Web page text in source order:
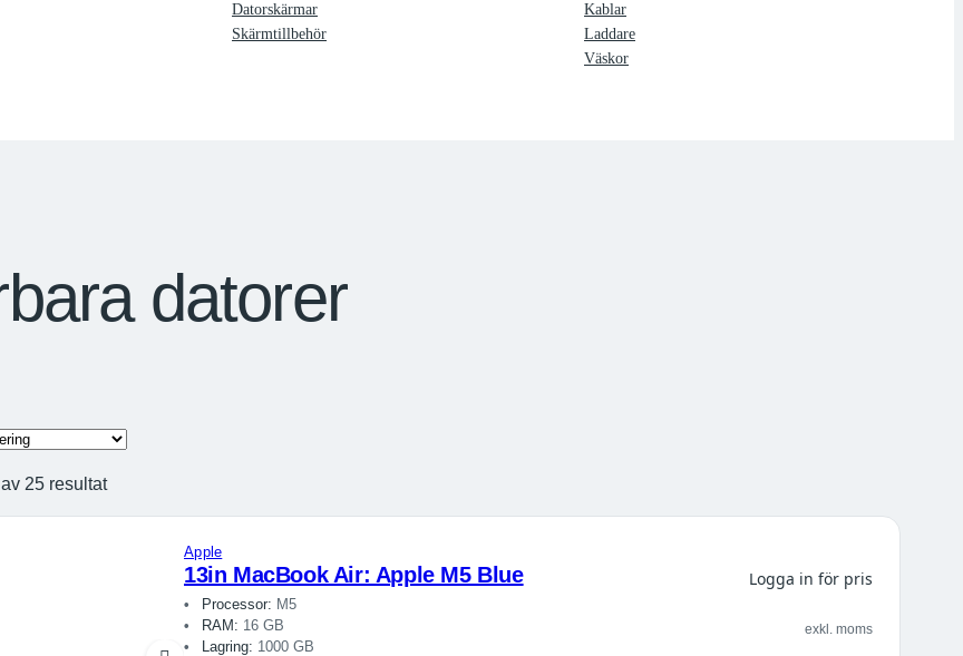
Datorskärmar
Skärmtillbehör
Kablar
Laddare
Väskor
datorer
25 resultat
Apple
13in MacBook Air: Apple M5 Blue
Processor: M5
RAM: 16 GB
Lagring: 1000 GB
Logga in för pris
exkl. moms